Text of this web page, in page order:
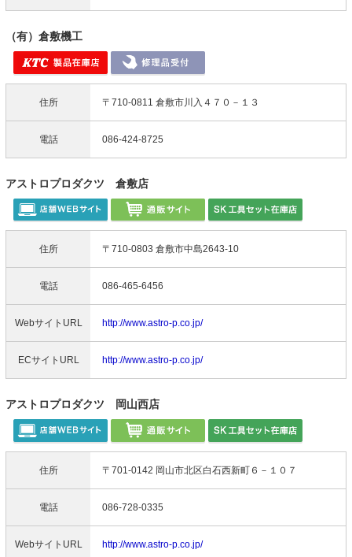
（有）倉敷機工
住所 〒710-0811 倉敷市川入４７０－１３
電話 086-424-8725
アストロプロダクツ 倉敷店
住所 〒710-0803 倉敷市中島2643-10
電話 086-465-6456
WebサイトURL http://www.astro-p.co.jp/
ECサイトURL http://www.astro-p.co.jp/
アストロプロダクツ 岡山西店
住所 〒701-0142 岡山市北区白石西新町６－１０７
電話 086-728-0335
WebサイトURL http://www.astro-p.co.jp/